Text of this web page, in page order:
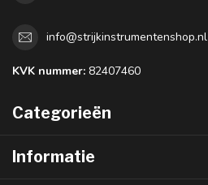
info@strijkinstrumentenshop.nl
KVK nummer: 82407460
Categorieën
Informatie